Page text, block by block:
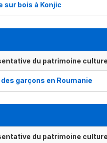
sur bois à Konjic
du patrimoine
garçons en Roumanie
du patrimoine